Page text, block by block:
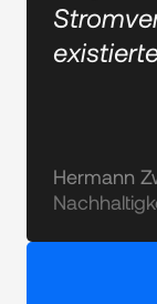
Hermann